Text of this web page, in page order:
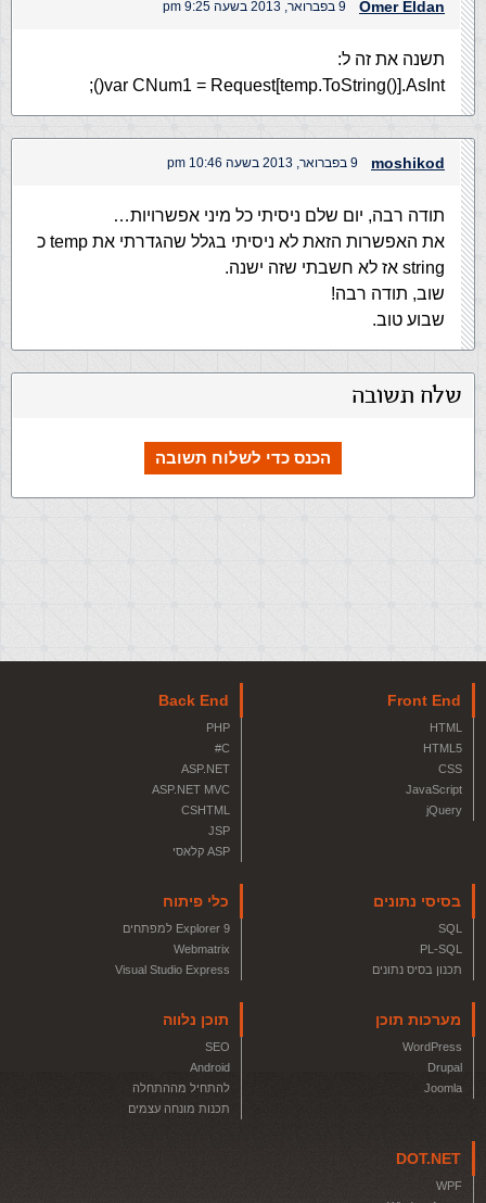
Omer Eldan 9 בפברואר, 2013 בשעה 9:25 pm
תשנה את זה ל:
var CNum1 = Request[temp.ToString()].AsInt();
moshikod 9 בפברואר, 2013 בשעה 10:46 pm
תודה רבה, יום שלם ניסיתי כל מיני אפשרויות…
את האפשרות הזאת לא ניסיתי בגלל שהגדרתי את temp כ
string אז לא חשבתי שזה ישנה.
שוב, תודה רבה!
שבוע טוב.
שלח תשובה
הכנס כדי לשלוח תשובה
Front End
HTML
HTML5
CSS
JavaScript
jQuery
Back End
PHP
C#
ASP.NET
ASP.NET MVC
CSHTML
JSP
ASP קלאסי
בסיסי נתונים
SQL
PL-SQL
תכנון בסיס נתונים
כלי פיתוח
Explorer 9 למפתחים
Webmatrix
Visual Studio Express
מערכות תוכן
WordPress
Drupal
Joomla
תוכן נלווה
SEO
Android
להתחיל מההתחלה
תכנות מונחה עצמים
DOT.NET
WPF